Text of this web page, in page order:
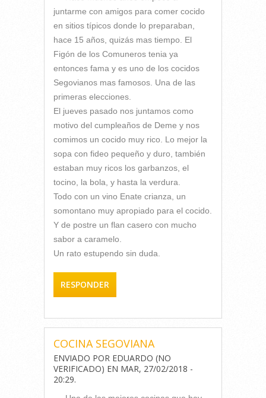
juntarme con amigos para comer cocido
en sitios típicos donde lo preparaban,
hace 15 años, quizás mas tiempo. El
Figón de los Comuneros tenia ya
entonces fama y es uno de los cocidos
Segovianos mas famosos. Una de las
primeras elecciones.
El jueves pasado nos juntamos como
motivo del cumpleaños de Deme y nos
comimos un cocido muy rico. Lo mejor la
sopa con fideo pequeño y duro, también
estaban muy ricos los garbanzos, el
tocino, la bola, y hasta la verdura.
Todo con un vino Enate crianza, un
somontano muy apropiado para el cocido.
Y de postre un flan casero con mucho
sabor a caramelo.
Un rato estupendo sin duda.
RESPONDER
COCINA SEGOVIANA
ENVIADO POR EDUARDO (NO
VERIFICADO) EN MAR, 27/02/2018 -
20:29.